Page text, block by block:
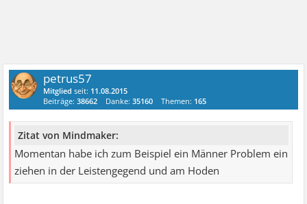
petrus57
Mitglied seit: 11.08.2015
Beiträge:38662 Danke:35160 Themen: 165
Zitat von Mindmaker:
Momentan habe ich zum Beispiel ein Männer Problem ein
ziehen in der Leistengegend und am Hoden